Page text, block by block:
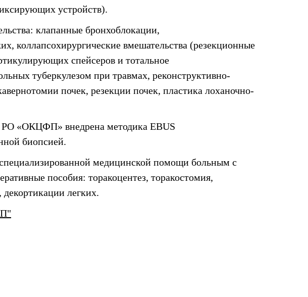
устройств).
клапанные бронхоблокации,
коллапсохирургические вмешательства (резекционные
спейсеров и тотальное
туберкулезом при травмах, реконструктивно-
почек, резекции почек, пластика лоханочно-
РО «ОКЦФП» внедрена методика EBUS
биопсией.
специализированной медицинской помощи больным с
пособия: торакоцентез, торакостомия,
легких.